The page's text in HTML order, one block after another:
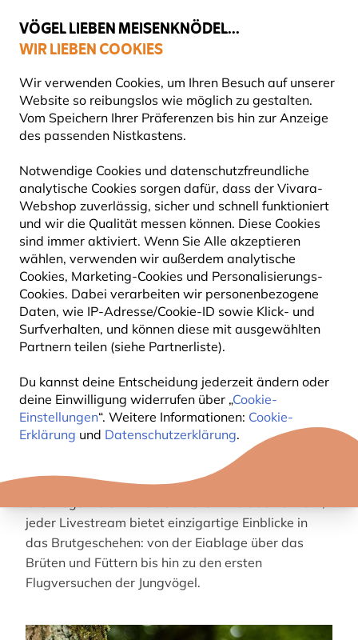
VÖGEL LIEBEN MEISENKNÖDEL...
WIR LIEBEN COOKIES
Wir verwenden Cookies, um Ihren Besuch auf unserer
Website so reibungslos wie möglich zu gestalten.
Vom Speichern Ihrer Präferenzen bis hin zur Anzeige
des passenden Nistkastens.
Notwendige Cookies und datenschutzfreundliche
analytische Cookies sorgen dafür, dass der Vivara-
Webshop zuverlässig, sicher und schnell funktioniert
und wir die Qualität messen können. Diese Cookies
sind immer aktiviert. Wenn Sie Alle akzeptieren
wählen, verwenden wir außerdem analytische
Cookies, Marketing-Cookies und Personalisierungs-
Cookies. Dabei verarbeiten wir personenbezogene
Daten, wie IP-Adresse/Cookie-ID sowie Klick- und
Surfverhalten, und können diese mit ausgewählten
Partnern teilen (siehe Partnerliste).
Du kannst deine Entscheidung jederzeit ändern oder
deine Einwilligung widerrufen über „Cookie-
Einstellungen“. Weitere Informationen: Cookie-
Erklärung und Datenschutzerklärung.
Gratis Versand ab 65 €
Webcams von Beleef de Lente
VÖGEL LIVE BEOBACHTEN MIT
UNSEREN NISTKASTEN- UND
NATURKAMERAS
Dank des inspirierenden Projekts „Beleef de
Lente“, ermöglicht in Zusammenarbeit mit unserem
niederländischen PartnerVogelbescherming
euch diese außergewöhnlichen Naturmomente
näherbringen.
Mit unseren Live-Nistkastenkameras und Natur-
Webcams tauchst du direkt in die verborgene Welt
brütender Vögel ein. Von beeindruckenden
jeder Livestream bietet einzigartige Einblicke in
das Brutgeschehen: von der Eiablage über das
Brüten und Füttern bis hin zu den ersten
Flugversuchen der Jungvögel.